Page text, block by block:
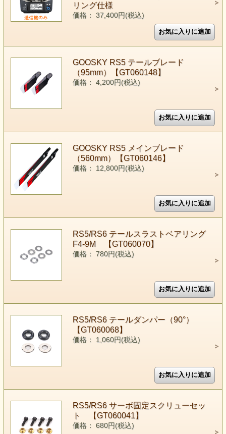
リング仕様
価格： 37,400円(税込)
GOOSKY RS5 テールブレード
（95mm）【GT060148】
価格： 4,200円(税込)
GOOSKY RS5 メインブレード
（560mm）【GT060146】
価格： 12,800円(税込)
RS5/RS6 テールスラストベアリング
F4-9M 【GT060070】
価格： 780円(税込)
RS5/RS6 テールダンパー（90°）
【GT060068】
価格： 1,060円(税込)
RS5/RS6 サーボ固定スクリューセッ
ト 【GT060041】
価格： 680円(税込)